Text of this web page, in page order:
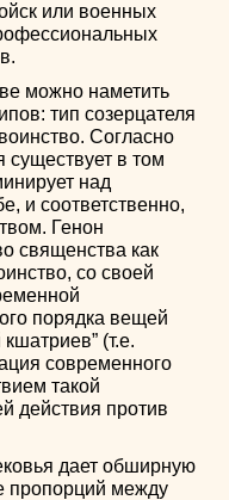
или военных
можно наметить
тип созерцателя
Согласно
существует в том
над
и соответственно,
Генон
священства как
со своей
порядка вещей
(т.е.
современного
такой
действия против
дает обширную
пропорций между